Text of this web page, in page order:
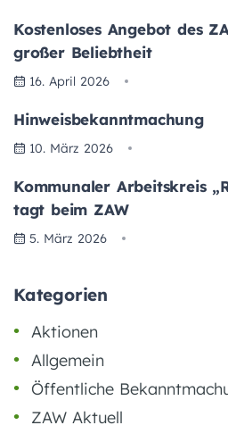
Kostenloses Angebot des
großer Beliebtheit
16. April 2026
Hinweisbekanntmachung
10. März 2026
Kommunaler Arbeitskreis
tagt beim ZAW
5. März 2026
Kategorien
Aktionen
Allgemein
Öffentliche
ZAW Aktuell